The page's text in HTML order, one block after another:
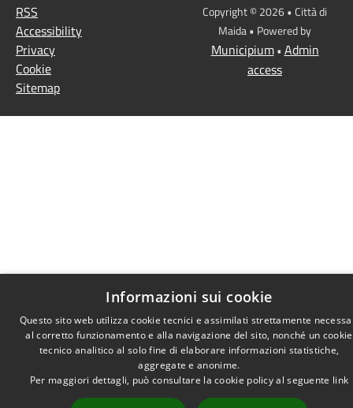
RSS
Accessibility
Privacy
Cookie
Sitemap
Copyright © 2026 • Città di
Maida • Powered by
Municipium• Admin
access
Informazioni sui cookie
Questo sito web utilizza cookie tecnici e assimilati strettamente
al corretto funzionamento e alla navigazione del sito, nonché un cookie
tecnico analitico al solo fine di elaborare informazioni statistiche,
aggregate e anonime.
Per maggiori dettagli, può consultare la cookie policy al seguente link